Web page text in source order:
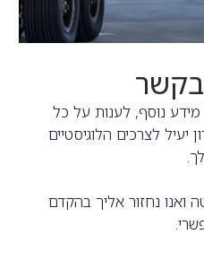
נוסף, לענות על כל
יעיל לצרכים הלוגיסטיים
נחזור אליך בהקדם